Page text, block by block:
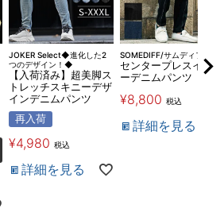
JOKER Select◆進化した2
つのデザイン！◆
【入荷済み】超美脚ス
トレッチスキニーデザ
インデニムパンツ
再入荷
¥4,980 税込
詳細を見る
SOMEDIFF/サムディフ
センタープレスイージ
ーデニムパンツ
¥8,800 税込
詳細を見る